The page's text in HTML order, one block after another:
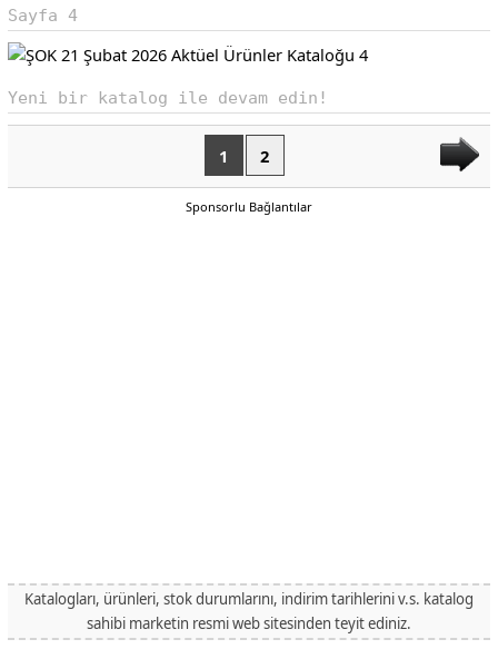
Sayfa 4
Yeni bir katalog ile devam edin!
1 2
Sponsorlu Bağlantılar
Katalogları, ürünleri, stok durumlarını, indirim tarihlerini v.s. katalog
sahibi marketin resmi web sitesinden teyit ediniz.